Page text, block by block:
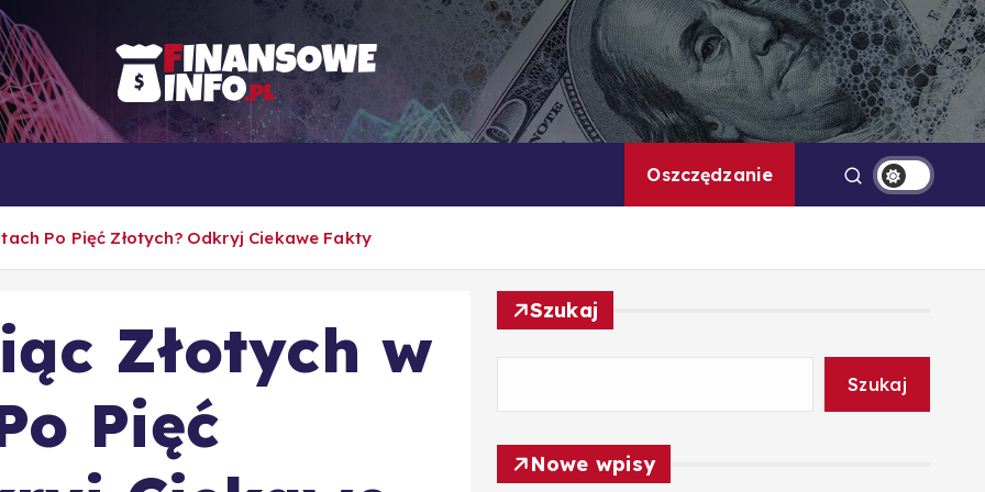
To i owo o rachunkowości, pracy, biznesie i ekonomii
Oszczędzanie
Po Pięć Złotych? Odkryj Ciekawe Fakty
Złotych w
Pięć
Szukaj
Szukaj
Nowe wpisy